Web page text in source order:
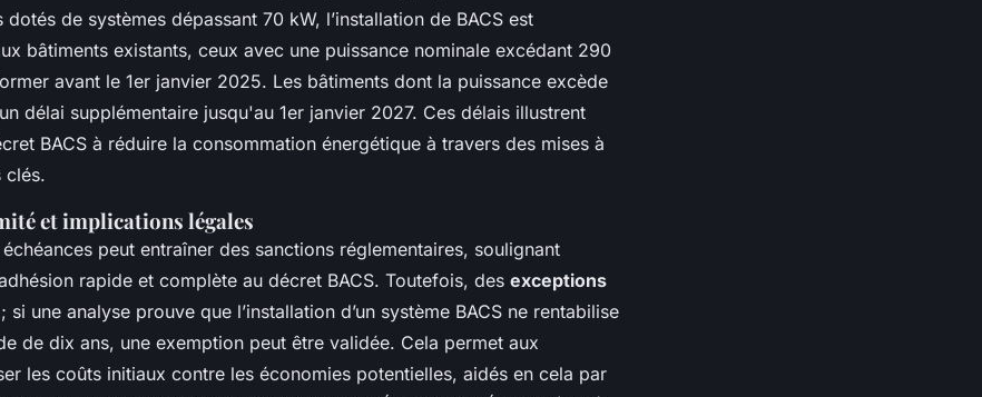
de systèmes dépassant 70 kW, l’installation de BACS est
bâtiments existants, ceux avec une puissance nominale excédant 290
avant le 1er janvier 2025. Les bâtiments dont la puissance excède
délai supplémentaire jusqu'au 1er janvier 2027. Ces délais illustrent
BACS à réduire la consommation énergétique à travers des mises à
clés.
et implications légales
peut entraîner des sanctions réglementaires, soulignant
rapide et complète au décret BACS. Toutefois, des exceptions
si une analyse prouve que l’installation d’un système BACS ne rentabilise
de dix ans, une exemption peut être validée. Cela permet aux
les coûts initiaux contre les économies potentielles, aidés en cela par